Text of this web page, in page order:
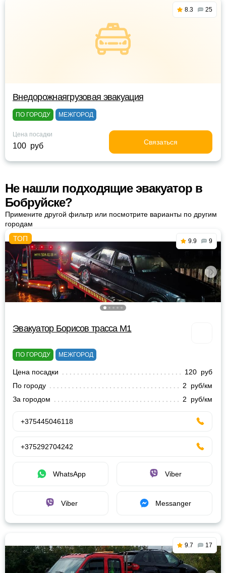
8.3 25
Внедорожнаягрузовая эвакуация
ПО ГОРОДУ МЕЖГОРОД
Цена посадки
100 руб Связаться
Не нашли подходящие эвакуатор в
Бобруйске?
Примените другой фильтр или посмотрите варианты по другим
городам
9.9 9
Эвакуатор Борисов трасса М1
ПО ГОРОДУ МЕЖГОРОД
Цена посадки
120 руб
По городу
2 руб/км
За городом
2 руб/км
+375445046118
+375292704242
WhatsApp Viber
Viber Messanger
9.7 17